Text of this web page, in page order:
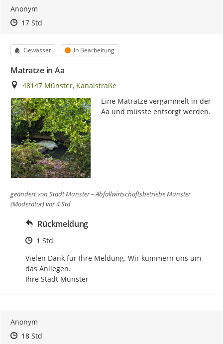
Anonym
Zeitpunkt des Erstellens
Zeitpunkt des Erstellens
17 StdZur Äußerung
Kategorie
Gewässer Status
In Bearbeitung
Matratze in Aa
Ort
48147 Münster, Kanalstraße
Eine Matratze vergammelt in der
Aa und müsste entsorgt werden.
geändert von Stadt Münster – Abfallwirtschaftsbetriebe Münster
(Moderator)vor 4 Std
Rückmeldung
Zeitpunkt des Erstellens
1 Std
Vielen Dank für Ihre Meldung. Wir kümmern uns um
das Anliegen.
Ihre Stadt Münster
Anonym
Zeitpunkt des Erstellens
Zeitpunkt des Erstellens
18 StdZur Äußerung